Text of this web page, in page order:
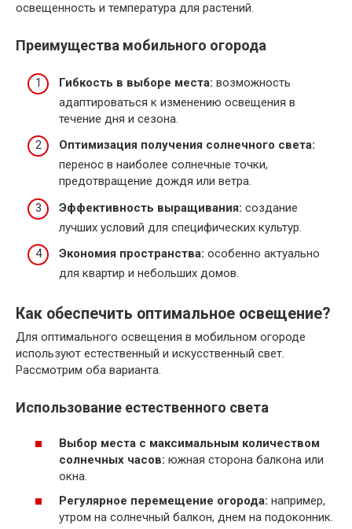
освещенность и температура для растений.
Преимущества мобильного огорода
Гибкость в выборе места: возможность
адаптироваться к изменению освещения в
течение дня и сезона.
Оптимизация получения солнечного света:
перенос в наиболее солнечные точки,
предотвращение дождя или ветра.
Эффективность выращивания: создание
лучших условий для специфических культур.
Экономия пространства: особенно актуально
для квартир и небольших домов.
Как обеспечить оптимальное освещение?
Для оптимального освещения в мобильном огороде
используют естественный и искусственный свет.
Рассмотрим оба варианта.
Использование естественного света
Выбор места с максимальным количеством
солнечных часов: южная сторона балкона или
окна.
Регулярное перемещение огорода: например,
утром на солнечный балкон, днем на подоконник.